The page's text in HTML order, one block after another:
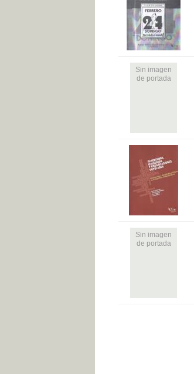
Sin imagen
de portada
Sin imagen
de portada